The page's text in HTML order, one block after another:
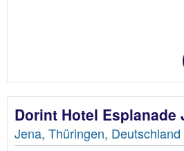
Dorint Hotel Esplanade
Jena, Thüringen, Deutschland